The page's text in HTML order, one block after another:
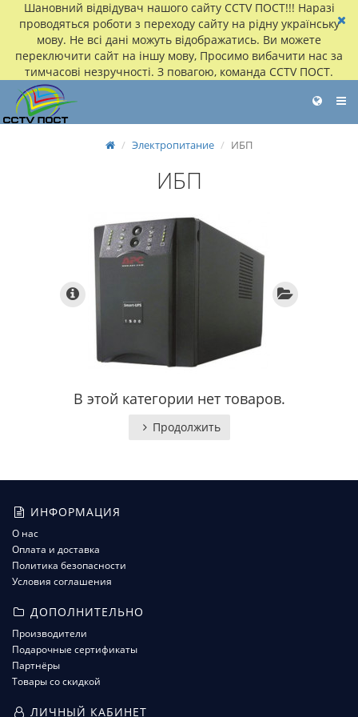
Шановний відвідувач нашого сайту CCTV ПОСТ!!! Наразі
проводяться роботи з переходу сайту на рідну українську
мову. Не всі дані можуть відображатись. Ви можете
переключити сайт на іншу мову, Просимо вибачити нас за
тимчасові незручності. З повагою, команда CCTV ПОСТ.
Электропитание ИБП
ИБП
В этой категории нет товаров.
Продолжить
ИНФОРМАЦИЯ
О нас
Оплата и доставка
Политика безопасности
Условия соглашения
ДОПОЛНИТЕЛЬНО
Производители
Подарочные сертификаты
Партнёры
Товары со скидкой
ЛИЧНЫЙ КАБИНЕТ